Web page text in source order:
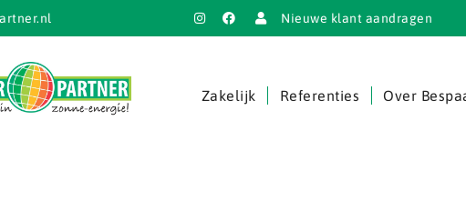
Nieuwe klant aandragen
Zakelijk Referenties Over